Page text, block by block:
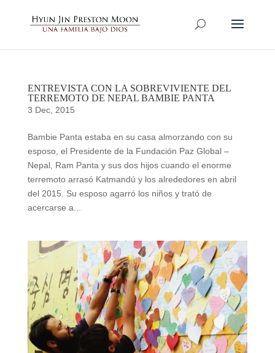
ENTREVISTA CON LA SOBREVIVIENTE DEL
TERREMOTO DE NEPAL BAMBIE PANTA
3 Dec, 2015
Bambie Panta estaba en su casa almorzando con su
esposo, el Presidente de la Fundación Paz Global –
Nepal, Ram Panta y sus dos hijos cuando el enorme
terremoto arrasó Katmandú y los alrededores en abril
del 2015. Su esposo agarró los niños y trató de
acercarse a...